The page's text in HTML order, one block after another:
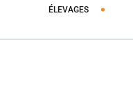
ÉLEVAGES